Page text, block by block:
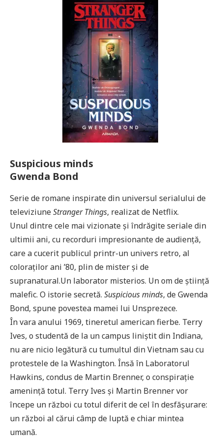
Suspicious minds
Gwenda Bond
Serie de romane inspirate din universul serialului de
televiziuneStranger Things, realizat de Netflix.
Unul dintre cele mai vizionate și îndrăgite seriale din
ultimii ani, cu recorduri impresionante de audiență,
care a cucerit publicul printr-un univers retro, al
coloraților ani ’80, plin de mister și de
supranatural.Un laborator misterios. Un om de știință
malefic. O istorie secretă. Suspicious minds, de Gwenda
Bond, spune povestea mamei lui Unsprezece.
În vara anului 1969, tineretul american fierbe. Terry
Ives, o studentă de la un campus liniștit din Indiana,
nu are nicio legătură cu tumultul din Vietnam sau cu
protestele de la Washington. Însă în Laboratorul
Hawkins, condus de Martin Brenner, o conspirație
amenință totul. Terry Ives și Martin Brenner vor
începe un război cu totul diferit de cel în desfășurare:
un război al cărui câmp de luptă e chiar mintea
umană.